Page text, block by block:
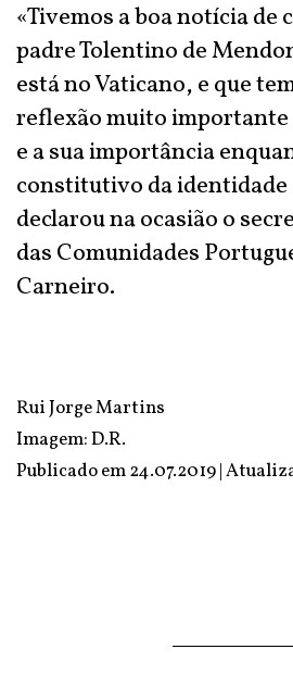
«Tivemos a boa notícia de
padre Tolentino de
está no Vaticano, e que
reflexão muito importante
e a sua importância
constitutivo da identidade
declarou na ocasião o
das Comunidades
Carneiro.
Rui Jorge Martins
Imagem: D.R.
Publicado em 24.07.2019 |